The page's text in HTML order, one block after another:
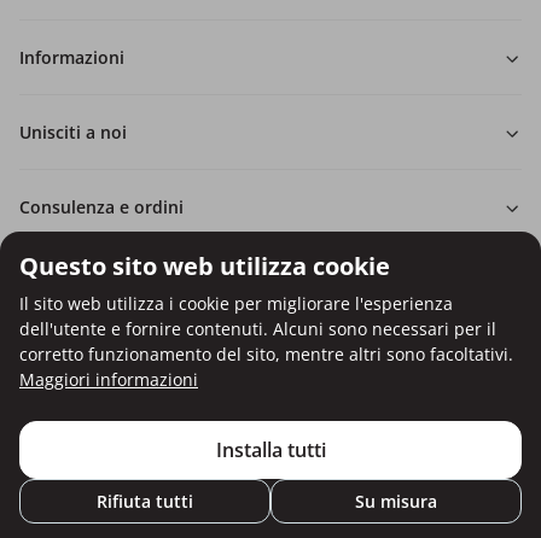
Questo sito web utilizza cookie
Il sito web utilizza i cookie per migliorare l'esperienza
dell'utente e fornire contenuti. Alcuni sono necessari per il
corretto funzionamento del sito, mentre altri sono facoltativi.
Maggiori informazioni
Installa tutti
Rifiuta tutti Su misura
Informazioni
Unisciti a noi
Consulenza e ordini
Pagamento con carta di credito.
Protezione dei dati personali tramite crittografia SSL.
Utilizzo dei cookie